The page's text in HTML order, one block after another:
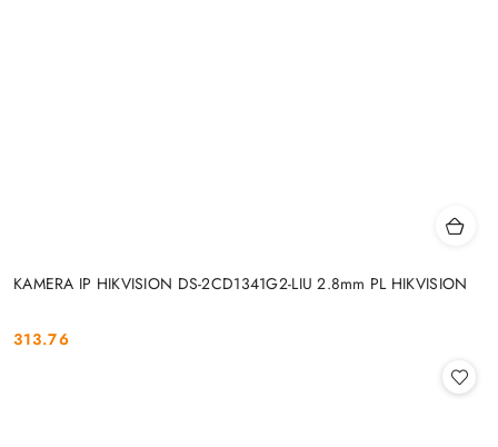
KAMERA IP HIKVISION DS-2CD1341G2-LIU 2.8mm PL HIKVISION
Cena:
313.76